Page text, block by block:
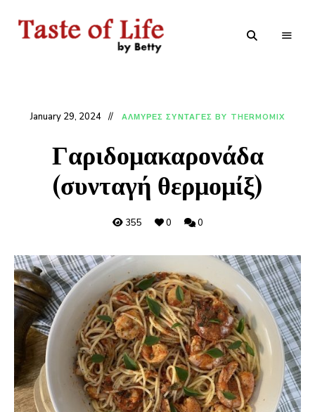
January 29, 2024 ΑΛΜΥΡΕΣ ΣΥΝΤΑΓΕΣ BY THERMOMIX
Γαριδομακαρονάδα
(συνταγή θερμομίξ)
355 0 0